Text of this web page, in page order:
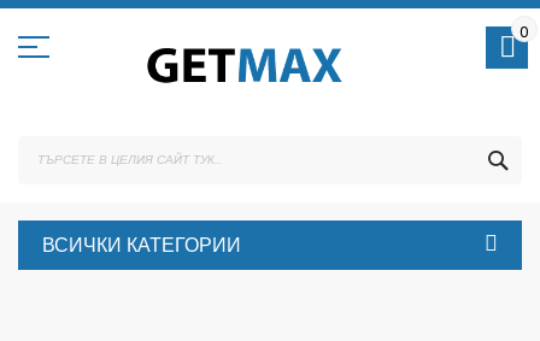
Skip
Content
0
ВСИЧКИ КАТЕГОРИИ